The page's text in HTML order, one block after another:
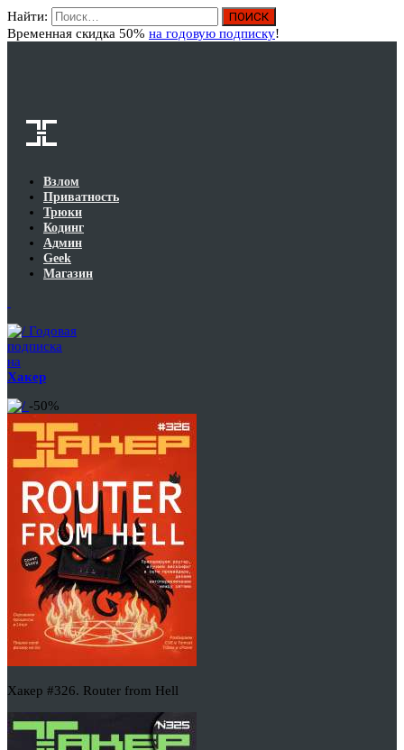
Найти:
Временная скидка 50% на годовую подписку!
Взлом
Приватность
Трюки
Кодинг
Админ
Geek
Магазин
Годовая
подписка
на
Хакер
-50%
Хакер #326. Router from Hell